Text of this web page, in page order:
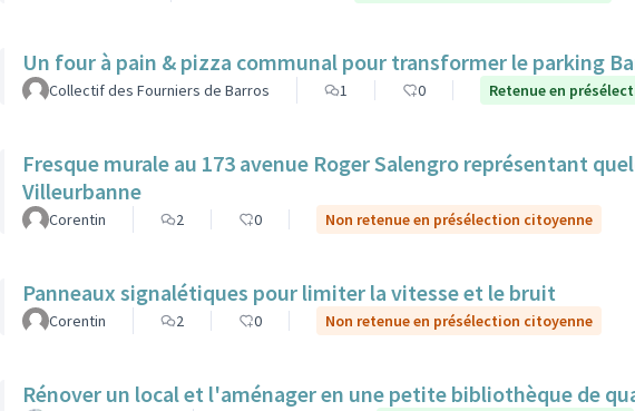
Un four à pain & pizza communal pour transformer le parking
Collectif des Fourniers de Barros 1 0 Retenue en
Fresque murale au 173 avenue Roger Salengro représentant
Villeurbanne
Corentin 2 0 Non retenue en présélection citoyenne
Panneaux signalétiques pour limiter la vitesse et le bruit
Corentin 2 0 Non retenue en présélection citoyenne
Rénover un local et l'aménager en une petite bibliothèque de